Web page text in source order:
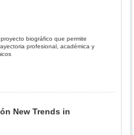
biográfico que permite
profesional, académica y
New Trends in